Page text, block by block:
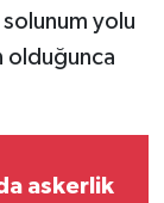
solunum yolu
olduğunca
askerlik